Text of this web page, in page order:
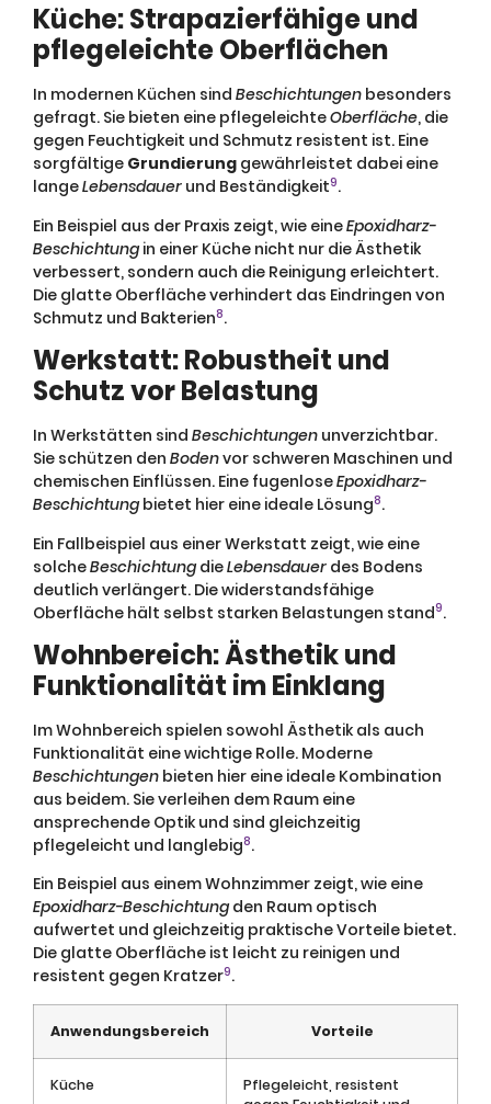
Küche: Strapazierfähige und
pflegeleichte Oberflächen
In modernen Küchen sind Beschichtungen besonders
gefragt. Sie bieten eine pflegeleichteOberfläche, die
gegen Feuchtigkeit und Schmutz resistent ist. Eine
sorgfältige Grundierung gewährleistet dabei eine
langeLebensdauer und Beständigkeit9.
Ein Beispiel aus der Praxis zeigt, wie eineEpoxidharz-
Beschichtungin einer Küche nicht nur die Ästhetik
verbessert, sondern auch die Reinigung erleichtert.
Die glatte Oberfläche verhindert das Eindringen von
Schmutz und Bakterien8.
Werkstatt: Robustheit und
Schutz vor Belastung
In Werkstätten sind Beschichtungen unverzichtbar.
Sie schützen den Bodenvor schweren Maschinen und
chemischen Einflüssen. Eine fugenloseEpoxidharz-
Beschichtungbietet hier eine ideale Lösung8.
Ein Fallbeispiel aus einer Werkstatt zeigt, wie eine
solcheBeschichtungdieLebensdauer des Bodens
deutlich verlängert. Die widerstandsfähige
Oberfläche hält selbst starken Belastungen stand9.
Wohnbereich: Ästhetik und
Funktionalität im Einklang
Im Wohnbereich spielen sowohl Ästhetik als auch
Funktionalität eine wichtige Rolle. Moderne
Beschichtungen bieten hier eine ideale Kombination
aus beidem. Sie verleihen dem Raum eine
ansprechende Optik und sind gleichzeitig
pflegeleicht und langlebig8.
Ein Beispiel aus einem Wohnzimmer zeigt, wie eine
Epoxidharz-Beschichtungden Raum optisch
aufwertet und gleichzeitig praktische Vorteile bietet.
Die glatte Oberfläche ist leicht zu reinigen und
resistent gegen Kratzer9.
Anwendungsbereich Vorteile
Küche
Pflegeleicht, resistent